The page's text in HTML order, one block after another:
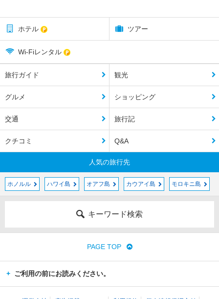
ホテル ツアー
Wi-Fiレンタル
旅行ガイド 観光
グルメ ショッピング
交通 旅行記
クチコミ Q&A
人気の旅行先
ホノルル ハワイ島 オアフ島 カウアイ島 モロキニ島
キーワード検索
PAGE TOP
ご利用の前にお読みください。